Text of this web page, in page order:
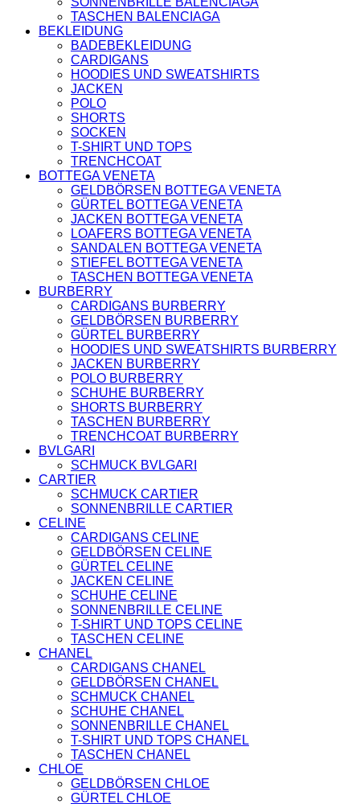
KOSMETIKTASCHEN
SCHALS
GÜRTEL
GELDBÖRSEN
BURBERRY
TASCHEN
GÜRTEL
GELDBÖRSEN
JACKEN
SCHALS
BADEBEKLEIDUNG
KOPFBEDCKUNGEN
CHANEL
TASCHEN
SCHUHE
GÜRTEL
JACKEN
KOPFBEDCKUNGEN
SCHALS
GELDBÖRSEN
BOTTEGA VENETA
TASCHEN
GELDBÖRSEN
GÜRTEL
JACKEN
LOAFERS
STIEFEL
SANDALEN
FENDI
TASCHEN
SCHUHE
JACKEN
SCHALS
T-SHIRT UND
GÜRTEL
HOODIES UND
SWEATSHIRTS
VALENTINO
TASCHEN
SCHUHE
GELDBÖRSEN
GÜRTEL
MCM
TASCHEN
STELLAMCCARTNEY
TASCHEN
VERSACE
BADEBEKLEIDUNG
ALEXANDER
MCQUEEN
GÜRTEL
BALENCIAGA
TASCHEN BALENCIAGA
BEKLEIDUNG
BADEBEKLEIDUNG
CARDIGANS
HOODIES UND SWEATSHIRTS
JACKEN
POLO
SHORTS
SOCKEN
T-SHIRT UND TOPS
TRENCHCOAT
BOTTEGA VENETA
GELDBÖRSEN BOTTEGA VENETA
GÜRTEL BOTTEGA VENETA
JACKEN BOTTEGA VENETA
LOAFERS BOTTEGA VENETA
SANDALEN BOTTEGA VENETA
STIEFEL BOTTEGA VENETA
TASCHEN BOTTEGA VENETA
BURBERRY
CARDIGANS BURBERRY
GELDBÖRSEN BURBERRY
GÜRTEL BURBERRY
HOODIES UND SWEATSHIRTS BURBERRY
JACKEN BURBERRY
POLO BURBERRY
SCHUHE BURBERRY
SHORTS BURBERRY
TASCHEN BURBERRY
TRENCHCOAT BURBERRY
BVLGARI
SCHMUCK BVLGARI
CARTIER
SCHMUCK CARTIER
SONNENBRILLE CARTIER
CELINE
CARDIGANS CELINE
GELDBÖRSEN CELINE
GÜRTEL CELINE
JACKEN CELINE
SCHUHE CELINE
SONNENBRILLE CELINE
T-SHIRT UND TOPS CELINE
TASCHEN CELINE
CHANEL
CARDIGANS CHANEL
GELDBÖRSEN CHANEL
SCHMUCK CHANEL
SCHUHE CHANEL
SONNENBRILLE CHANEL
T-SHIRT UND TOPS CHANEL
TASCHEN CHANEL
CHLOE
GELDBÖRSEN CHLOE
GÜRTEL CHLOE